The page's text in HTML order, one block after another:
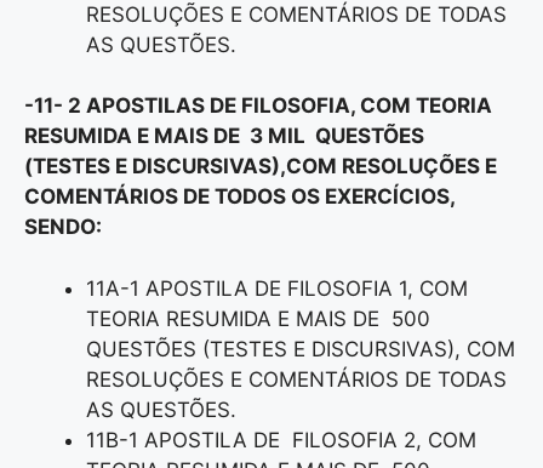
RESOLUÇÕES E COMENTÁRIOS DE TODAS
AS QUESTÕES.
-11- 2 APOSTILAS DE FILOSOFIA, COM TEORIA
RESUMIDA E MAIS DE 3 MIL QUESTÕES
(TESTES E DISCURSIVAS),COM RESOLUÇÕES E
COMENTÁRIOS DE TODOS OS EXERCÍCIOS,
SENDO:
11A-1 APOSTILA DE FILOSOFIA 1, COM
TEORIA RESUMIDA E MAIS DE 500
QUESTÕES (TESTES E DISCURSIVAS), COM
RESOLUÇÕES E COMENTÁRIOS DE TODAS
AS QUESTÕES.
11B-1 APOSTILA DE FILOSOFIA 2, COM